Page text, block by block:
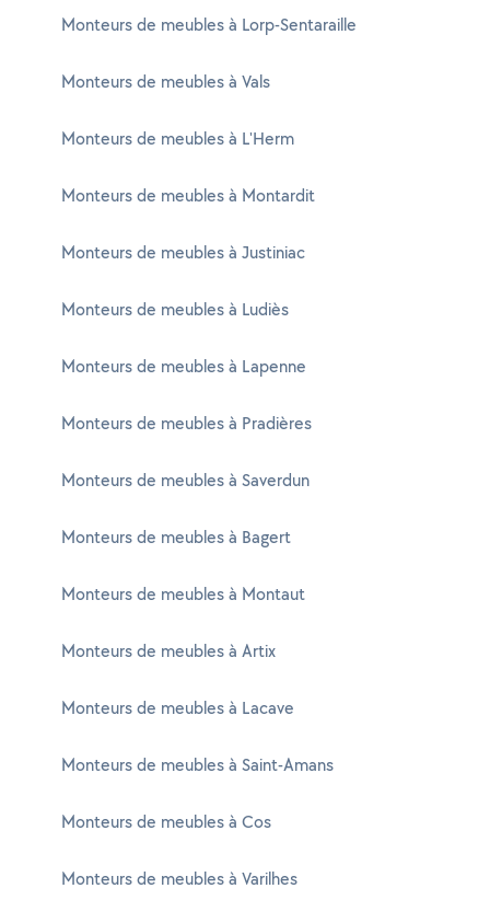
Monteurs de meubles à Lorp-Sentaraille
Monteurs de meubles à Vals
Monteurs de meubles à L'Herm
Monteurs de meubles à Montardit
Monteurs de meubles à Justiniac
Monteurs de meubles à Ludiès
Monteurs de meubles à Lapenne
Monteurs de meubles à Pradières
Monteurs de meubles à Saverdun
Monteurs de meubles à Bagert
Monteurs de meubles à Montaut
Monteurs de meubles à Artix
Monteurs de meubles à Lacave
Monteurs de meubles à Saint-Amans
Monteurs de meubles à Cos
Monteurs de meubles à Varilhes